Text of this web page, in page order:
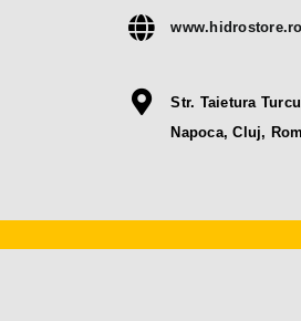
www.hidrostore.ro
Str. Taietura
Napoca, Cluj,